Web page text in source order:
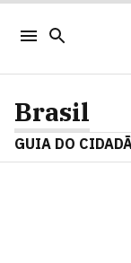
Brasil
GUIA DO